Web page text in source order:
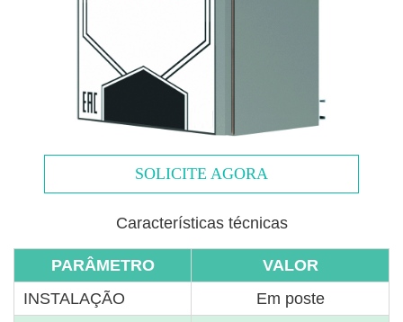
SOLICITE AGORA
Características técnicas
PARÂMETRO
VALOR
INSTALAÇÃO
Em poste